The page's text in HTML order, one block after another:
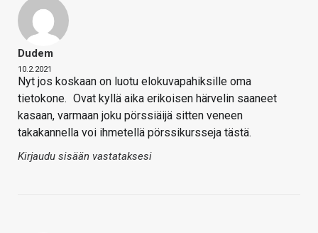
Dudem
10.2.2021
Nyt jos koskaan on luotu elokuvapahiksille oma
tietokone. Ovat kyllä aika erikoisen härvelin saaneet
kasaan, varmaan joku pörssiäijä sitten veneen
takakannella voi ihmetellä pörssikursseja tästä.
Kirjaudu sisään vastataksesi